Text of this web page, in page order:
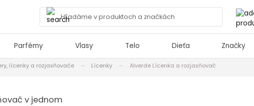
Parfémy Vlasy Telo Dieťa Značky
lícenky a rozjasňovače Lícenky Alverde Lícenka a rozjasňovač
v jednom